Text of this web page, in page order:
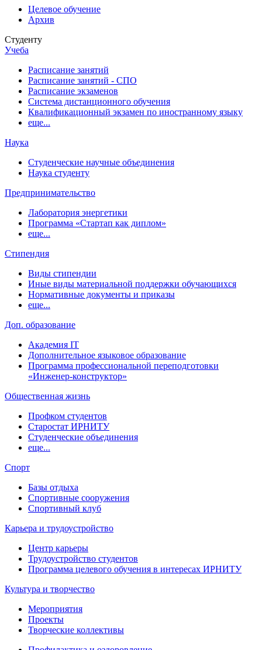
Целевое обучение
Архив
Студенту
Учеба
Расписание занятий
Расписание занятий - СПО
Расписание экзаменов
Система дистанционного обучения
Квалификационный экзамен по иностранному языку
еще...
Наука
Студенческие научные объединения
Наука студенту
Предпринимательство
Лаборатория энергетики
Программа «Стартап как диплом»
еще...
Стипендия
Виды стипендии
Иные виды материальной поддержки обучающихся
Нормативные документы и приказы
еще...
Доп. образование
Академия IT
Дополнительное языковое образование
Программа профессиональной переподготовки
«Инженер-конструктор»
Общественная жизнь
Профком студентов
Старостат ИРНИТУ
Студенческие объединения
еще...
Спорт
Базы отдыха
Спортивные сооружения
Спортивный клуб
Карьера и трудоустройство
Центр карьеры
Трудоустройство студентов
Программа целевого обучения в интересах ИРНИТУ
Культура и творчество
Мероприятия
Проекты
Творческие коллективы